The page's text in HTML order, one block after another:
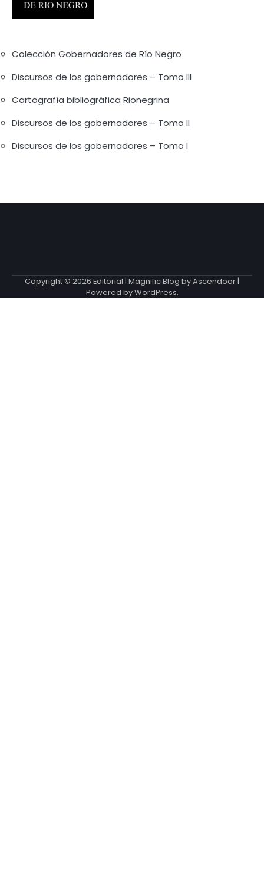
Colección Gobernadores de Río Negro
Discursos de los gobernadores – Tomo III
Cartografía bibliográfica Rionegrina
Discursos de los gobernadores – Tomo II
Discursos de los gobernadores – Tomo I
Copyright © 2026 Editorial | Magnific Blog byAscendoor |
Powered byWordPress.